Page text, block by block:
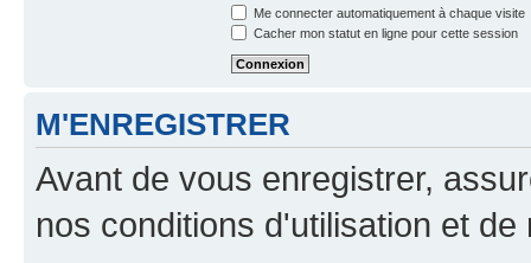
Me connecter automatiquement à chaque visite
Cacher mon statut en ligne pour cette session
M'ENREGISTRER
Avant de vous enregistrer,
nos conditions d'utilisation et